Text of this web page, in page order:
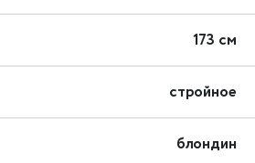
173 см
стройное
блондин